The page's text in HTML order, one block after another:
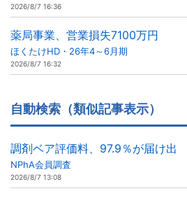
2026/8/7 16:36
薬局事業、営業損失7100万円
ほくたけHD・26年4～6月期
2026/8/7 16:32
自動検索（類似記事表示）
調剤ベア評価料、97.9％が届け出
NPhA会員調査
2026/8/7 13:08